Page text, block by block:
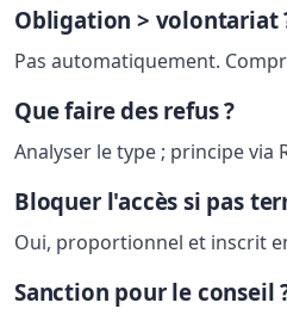
Obligation > volontariat
Pas automatiquement.
Que faire des refus ?
Analyser le type ; principe via
Bloquer l'accès si pas
Oui, proportionnel et inscrit
Sanction pour le conseil